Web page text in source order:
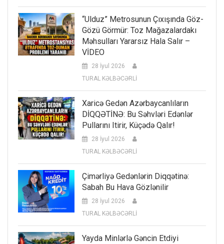
“Ulduz” Metrosunun Çıxışında Göz-
Gözü Görmür: Toz Mağazalardakı
Məhsulları Yararsız Hala Salır –
VİDEO
28 İyul 2026
TURAL KƏLBƏCƏRLİ
Xaricə Gedən Azərbaycanlıların
DİQQƏTİNƏ: Bu Səhvləri Edənlər
Pullarını Itirir, Küçədə Qalır!
28 İyul 2026
TURAL KƏLBƏCƏRLİ
Çimərliyə Gedənlərin Diqqətinə:
Sabah Bu Hava Gözlənilir
28 İyul 2026
TURAL KƏLBƏCƏRLİ
Yayda Minlərlə Gəncin Etdiyi